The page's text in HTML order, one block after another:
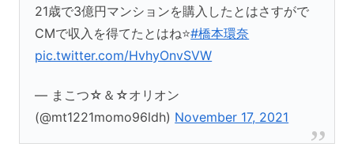
21歳で3億円マンションを購入したとはさすがで
CMで収入を得てたとはね⭐#橋本環奈
pic.twitter.com/HvhyOnvSVW
— まこつ☆＆☆オリオン
(@mt1221momo96ldh) November 17, 2021